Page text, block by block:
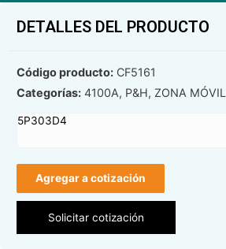
DETALLES DEL PRODUCTO
Código producto: CF5161
Categorías: 4100A, P&H, ZONA MÓVIL
5P303D4
Agregar a cotización
Solicitar cotización